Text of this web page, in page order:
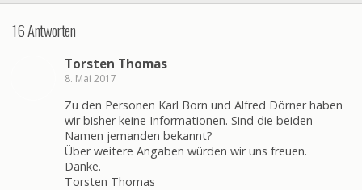
16 Antworten
Torsten Thomas
8. Mai 2017
Zu den Personen Karl Born und Alfred Dörner haben
wir bisher keine Informationen. Sind die beiden
Namen jemanden bekannt?
Über weitere Angaben würden wir uns freuen.
Danke.
Torsten Thomas